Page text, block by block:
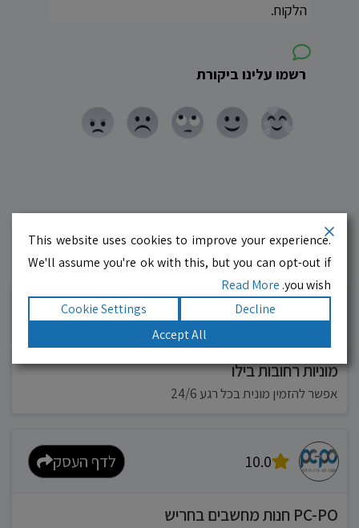
הלקוח.
רשמו עלינו ביקורת
עסקים מומלצים!רוצים גם? לחצו כאן
10.0 לדף העסק
מוניות רחובות בילו
אפשר להזמין מונית בכל רגע 24/6
10.0 לדף העסק
PC-PO חנות מחשבים בחריש
This website uses cookies to improve your experience.
We'll assume you're ok with this, but you can opt-out if
you wish.
Read More
Decline
Cookie Settings
Accept All